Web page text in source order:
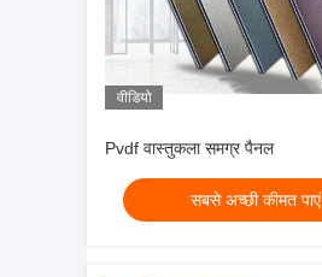
वीडियो
Pvdf वास्तुकला समग्र पैनल
सबसे अच्छी कीमत पाएं